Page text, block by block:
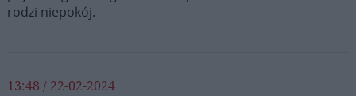
rodzi niepokój.
13:48 / 22-02-2024